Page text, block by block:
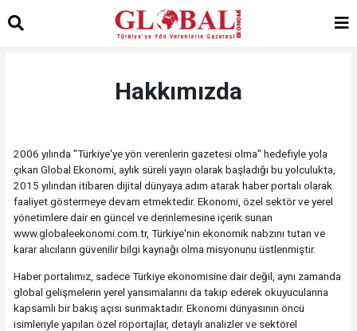
Hakkımızda
2006 yılında "Türkiye'ye yön verenlerin gazetesi olma" hedefiyle yola
çıkan Global Ekonomi, aylık süreli yayın olarak başladığı bu yolculukta,
2015 yılından itibaren dijital dünyaya adım atarak haber portalı olarak
faaliyet göstermeye devam etmektedir. Ekonomi, özel sektör ve yerel
yönetimlere dair en güncel ve derinlemesine içerik sunan
www.globaleekonomi.com.tr, Türkiye'nin ekonomik nabzını tutan ve
karar alıcıların güvenilir bilgi kaynağı olma misyonunu üstlenmiştir.
Haber portalımız, sadece Türkiye ekonomisine dair değil, aynı zamanda
global gelişmelerin yerel yansımalarını da takip ederek okuyucularına
kapsamlı bir bakış açısı sunmaktadır. Ekonomi dünyasının öncü
isimleriyle yapılan özel röportajlar, detaylı analizler ve sektörel